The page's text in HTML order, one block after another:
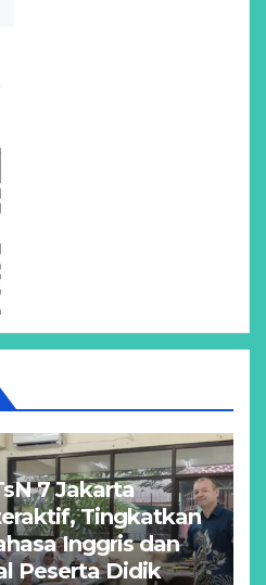
7 Jakarta
Tingkatkan
Inggris dan
Peserta Didik